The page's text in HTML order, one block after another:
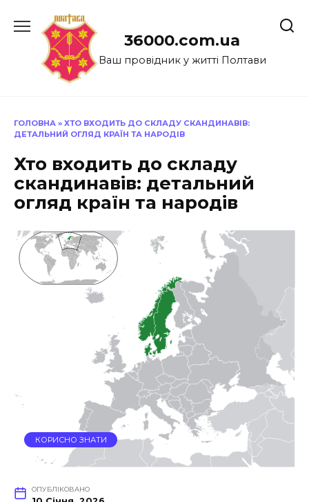
до
36000.com.ua
Ваш провідник у житті Полтави
ГОЛОВНА » ХТО ВХОДИТЬ ДО СКЛАДУ СКАНДИНАВІВ:
ДЕТАЛЬНИЙ ОГЛЯД КРАЇН ТА НАРОДІВ
Хто входить до складу
скандинавів: детальний
огляд країн та народів
КОРИСНО ЗНАТИ
ОПУБЛІКОВАНО